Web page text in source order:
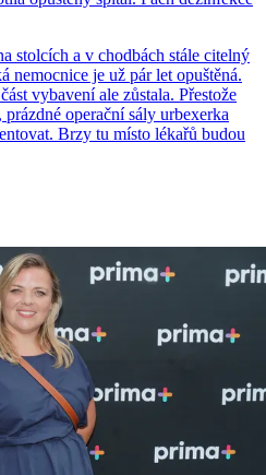
stolcích a v chodbách stále citelný
nemocnice je už pár let opuštěná.
vybavení ale zůstala. Přestože
operační sály urbexerka
Brzy tu místo lékařů budou